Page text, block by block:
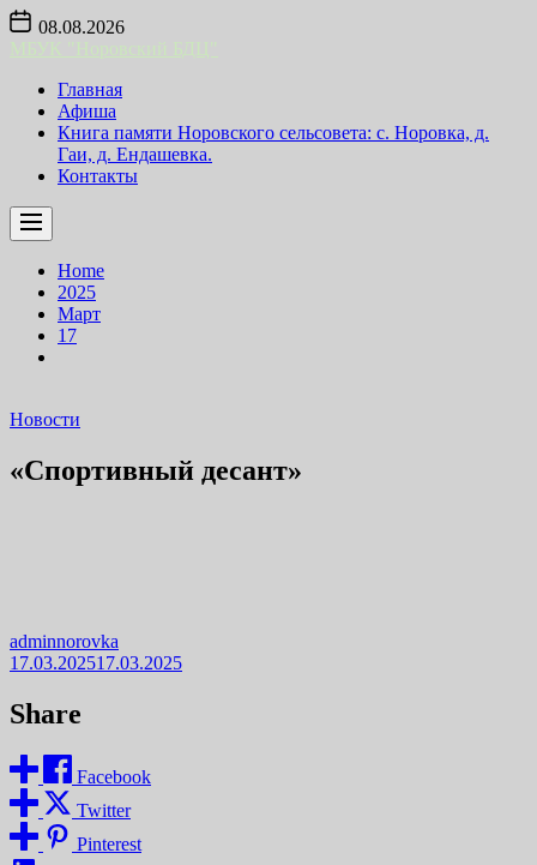
Skip
content
08.08.2026
Главная
Афиша
Книга памяти Норовского сельсовета: с. Норовка, д.
Гаи, д. Ендашевка.
Контакты
Home
2025
Март
17
Новости
«Спортивный десант»
adminnorovka
17.03.202517.03.2025
Share
Facebook
Twitter
Pinterest